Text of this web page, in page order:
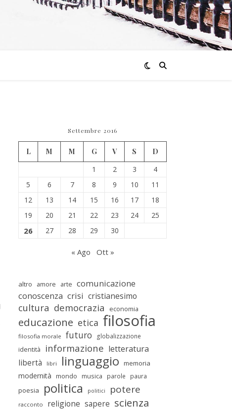
Settembre 2016
L M M G V S
D
1
2 3
4
5
6 7 8 9 10
11
12
13 14 15 16 17
18
19
20 21 22 23 24 25
26 27 28 29 30
« Ago Ott »
altro amore arte comunicazione
conoscenza crisi cristianesimo
cultura democrazia economia
educazione etica filosofia
filosofia morale futuro globalizzazione
identità informazione letteratura
libertà
libri linguaggio memoria
modernità mondo musica parole paura
poesia politica politici potere
racconto religione sapere scienza